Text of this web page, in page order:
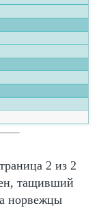
2 из 2
тащивший
а норвежцы